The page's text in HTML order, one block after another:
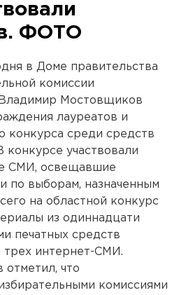
ФОТО
в Доме правительства
комиссии
Мостовщиков
лауреатов и
конкурса среди средств
участвовали
СМИ, освещавшие
по выборам, назначенным
на областной конкурс
из одиннадцати
печатных средств
трех интернет-СМИ.
что
комиссиями